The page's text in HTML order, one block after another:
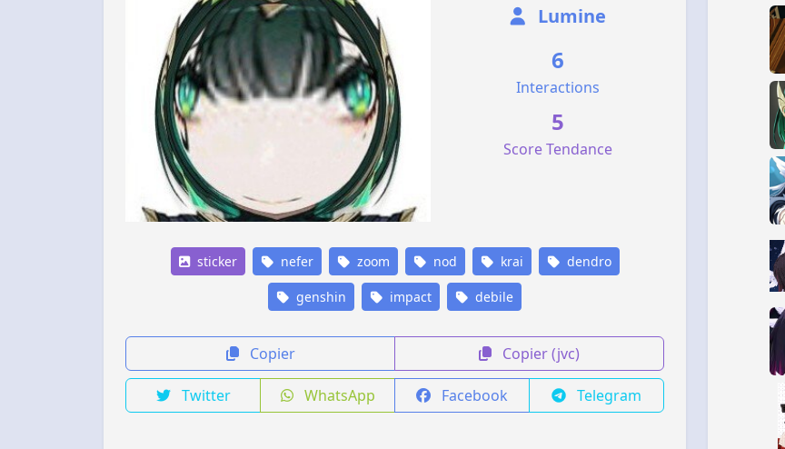
Lumine
6
Interactions
5
Score Tendance
sticker nefer zoom nod krai dendro
genshin impact debile
Copier Copier (jvc)
Twitter WhatsApp Facebook Telegram